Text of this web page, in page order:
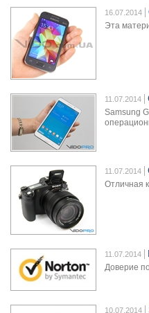
16.07.2014
Эта
11.07.2014
Samsung
11.07.2014
Отличная
11.07.2014
Доверие
10.07.2014